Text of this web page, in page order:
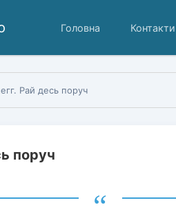
Головна Контакти
Рай десь поруч
поруч